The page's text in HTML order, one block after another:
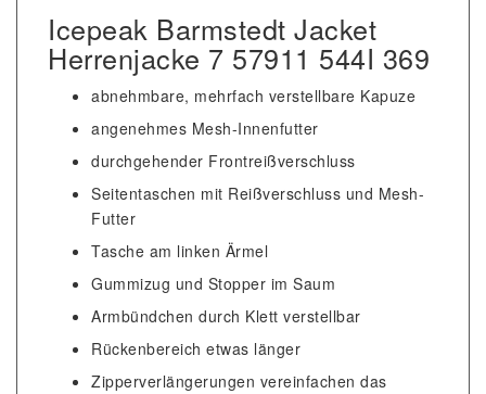
Icepeak Barmstedt Jacket
Herrenjacke 7 57911 544I 369
abnehmbare, mehrfach verstellbare Kapuze
angenehmes Mesh-Innenfutter
durchgehender Frontreißverschluss
Seitentaschen mit Reißverschluss und Mesh-
Futter
Tasche am linken Ärmel
Gummizug und Stopper im Saum
Armbündchen durch Klett verstellbar
Rückenbereich etwas länger
Zipperverlängerungen vereinfachen das